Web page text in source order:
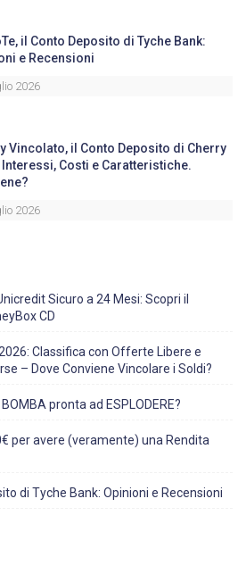
il Conto Deposito di Tyche Bank:
e Recensioni
2026
Vincolato, il Conto Deposito di Cherry
Interessi, Costi e Caratteristiche.
2026
Sicuro a 24 Mesi: Scopri il
CD
Classifica con Offerte Libere e
– Dove Conviene Vincolare i Soldi?
pronta ad ESPLODERE?
per avere (veramente) una Rendita
di Tyche Bank: Opinioni e Recensioni